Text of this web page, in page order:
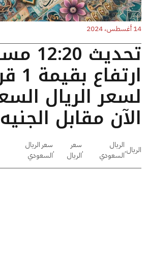
14 أغسطس، 2024
تحديث
لسعر الريال
الآن مقابل الجنيه
الريال,الريال
السعودي
,سعر
الريال
,سعر الريال
السعودي